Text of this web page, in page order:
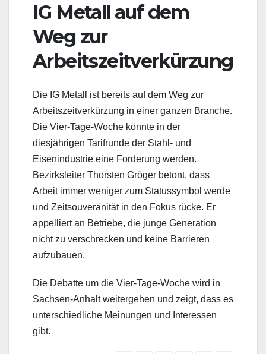
IG Metall auf dem
Weg zur
Arbeitszeitverkürzung
Die IG Metall ist bereits auf dem Weg zur
Arbeitszeitverkürzung in einer ganzen Branche.
Die Vier-Tage-Woche könnte in der
diesjährigen Tarifrunde der Stahl- und
Eisenindustrie eine Forderung werden.
Bezirksleiter Thorsten Gröger betont, dass
Arbeit immer weniger zum Statussymbol werde
und Zeitsouveränität in den Fokus rücke. Er
appelliert an Betriebe, die junge Generation
nicht zu verschrecken und keine Barrieren
aufzubauen.
Die Debatte um die Vier-Tage-Woche wird in
Sachsen-Anhalt weitergehen und zeigt, dass es
unterschiedliche Meinungen und Interessen
gibt.